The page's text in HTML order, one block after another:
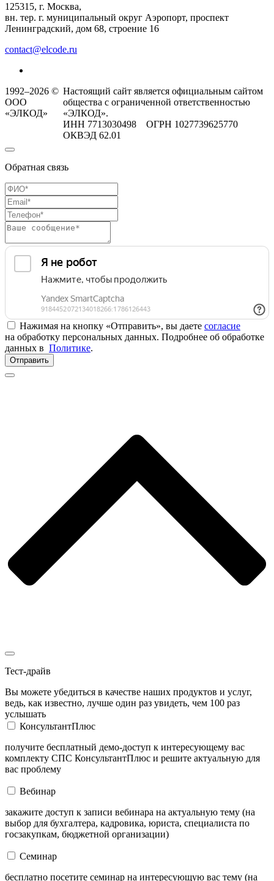
125315, г. Москва,
вн. тер. г. муниципальный округ Аэропорт, проспект
Ленинградский, дом 68, строение 16
contact@elcode.ru
1992–2026 ©
ООО
«ЭЛКОД»
Настоящий сайт является официальным сайтом
общества с ограниченной ответственностью
«ЭЛКОД».
ИНН 7713030498 ОГРН 1027739625770
ОКВЭД 62.01
Обратная связь
Нажимая на кнопку «Отправить», вы даете согласие
на обработку персональных данных. Подробнее об обработке
данных в Политике.
Отправить
Тест-драйв
Вы можете убедиться в качестве наших продуктов и услуг,
ведь, как известно, лучше один раз увидеть, чем 100 раз
услышать
КонсультантПлюс
получите бесплатный демо-доступ к интересующему вас
комплекту СПС КонсультантПлюс и решите актуальную для
вас проблему
Вебинар
закажите доступ к записи вебинара на актуальную тему (на
выбор для бухгалтера, кадровика, юриста, специалиста по
госзакупкам, бюджетной организации)
Семинар
бесплатно посетите семинар на интересующую вас тему (на